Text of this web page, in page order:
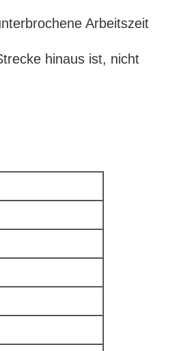
Arbeitszeit
hinaus ist, nicht